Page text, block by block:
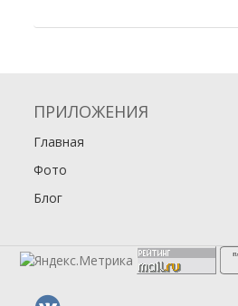
ПРИЛОЖЕНИЯ
Главная
Фото
Блог